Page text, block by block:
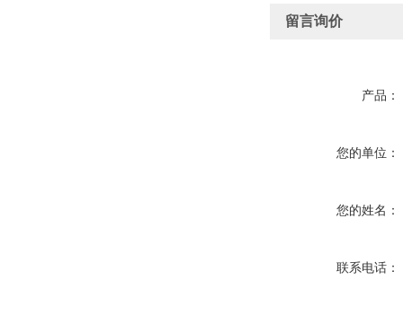
留言询价
产品：
您的单位：
您的姓名：
联系电话：